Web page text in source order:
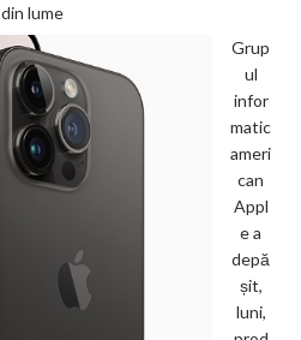
din lume
Grup
ul
infor
matic
ameri
can
Appl
e a
depă
șit,
luni,